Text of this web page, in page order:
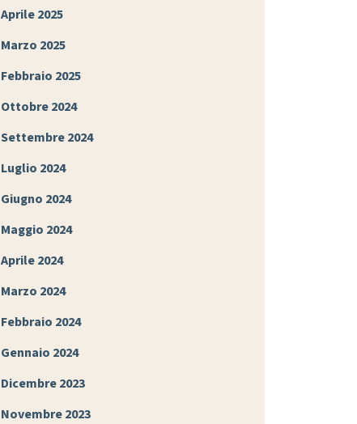
Aprile 2025
Marzo 2025
Febbraio 2025
Ottobre 2024
Settembre 2024
Luglio 2024
Giugno 2024
Maggio 2024
Aprile 2024
Marzo 2024
Febbraio 2024
Gennaio 2024
Dicembre 2023
Novembre 2023